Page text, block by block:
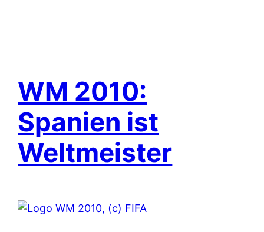
WM 2010:
Spanien ist
Weltmeister